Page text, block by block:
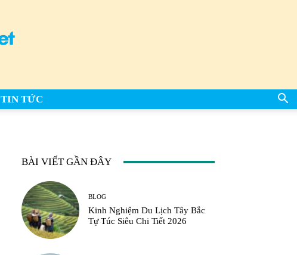
TIN TỨC
BÀI VIẾT GẦN ĐÂY
BLOG
Kinh Nghiệm Du Lịch Tây Bắc
Tự Túc Siêu Chi Tiết 2026